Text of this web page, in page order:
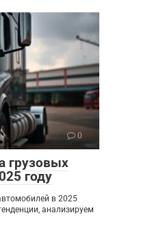
0
грузовых
году
в 2025
анализируем